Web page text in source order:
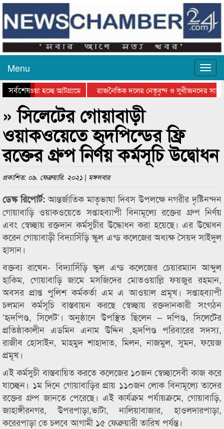
Menu
সর্বশেষ
যাওয়া হচ্ছে আটগ্রামে
রাজনৈতিক দলের নেতৃবৃন্দ ও সুধীজনদের সাথে
পুরস্কার বিতরণ সম্পন্ন
সিলেটে বাংলাদেশ গ্রুপ থিয়েটার
» সিলেটের গোয়াবাড়ী
ওয়াকওয়েতে হৃদপিন্ডের ফ্রি
রক্তের গ্রুপ নির্ণয় কর্মসূচি উদ্বোধন
প্রকাশিত: ০৯. ফেব্রুয়ারি. ২০২১ | মঙ্গলবার
ডেস্ক রিপোর্ট:আন্তর্জাতিক মাতৃভাষা দিবস উপলক্ষে নগরীর দৃষ্টিনন্দন
গোয়াবাড়ি ওয়াকওয়েতে সপ্তাহব্যাপী বিনামূল্যে রক্তের গ্রুপ নির্ণয়
এবং স্বেচ্ছায় রক্তদান কর্মসুচীর উদ্ধোধন করা হয়েছে। এর উদ্বোধন
করেন গোয়াবাড়ী বিদ্যাসিঁড়ি স্কুল এন্ড কলেজের অধ্যক্ষ সৈয়দ সাইদুল
হাসান।
বক্তব্য রাখেন- বিদ্যাসিঁড়ি স্কুল এন্ড কলেজের চেয়ারম্যান আব্দুল
হাকিম, গোয়াবাড়ি জামে মসজিদের মোতওয়াল্লি ফয়জুর রহমান,
অবসর প্রাপ্ত পুলিশ কর্মকর্তা এম এ আওয়াল প্রমূখ। সপ্তাহব্যাপী
চলমান কর্মসূচি বাস্তবায়ন করছে স্বেচ্ছায় রক্তদানকারী সংগঠন
‘হৃদপিণ্ড, সিলেট’। অনুষ্ঠানে উপস্থিত ছিলেন – দপিণ্ড, সিলেটের
প্রতিষ্ঠাকালীন এডমিন এনাম উদ্দিন ,হৃদপিণ্ড পরিবারের সদস্য,
রাজীব হোসাইন, মাহমুদ শাহাদাত, মিলন, নাজমুল, সুমন, ফয়েজ
প্রমূখ।
এই কর্মসুচী বাস্তবায়িত করতে কলেজের ১০জন স্বেচ্ছাসেবী কাজ করে
যাচ্ছেন। ১ম দিনে গোয়াবাড়ির প্রায় ১১০জন লোক বিনামূল্যে তাদের
রক্তের গ্রুপ জানতে পেরেছে। এই কার্যক্রম পর্যায়ক্রমে, গোয়াবাড়ি,
জাহাঙ্গীরনগর, উপরপাড়া,ভাটা, নালিয়াবাজার, হাওলদারপাড়া,
করেরপাড়া তে চলবে আগামী ১৫ ফেব্রুয়ারী তারিখ পর্যন্ত।